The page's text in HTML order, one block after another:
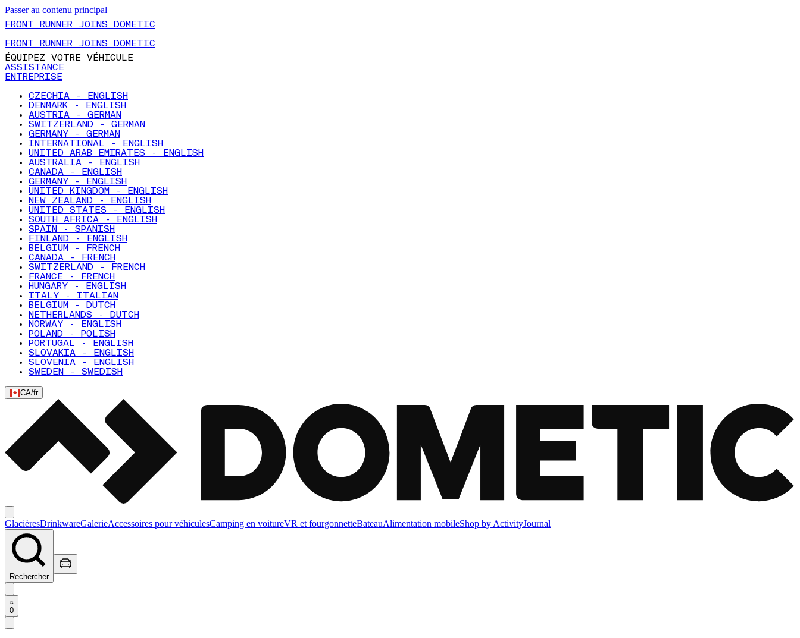
Passer au contenu principal
FRONT RUNNER JOINS DOMETIC
FRONT RUNNER JOINS DOMETIC
ÉQUIPEZ VOTRE VÉHICULE
ASSISTANCE
ENTREPRISE
CZECHIA - ENGLISH
DENMARK - ENGLISH
AUSTRIA - GERMAN
SWITZERLAND - GERMAN
GERMANY - GERMAN
INTERNATIONAL - ENGLISH
UNITED ARAB EMIRATES - ENGLISH
AUSTRALIA - ENGLISH
CANADA - ENGLISH
GERMANY - ENGLISH
UNITED KINGDOM - ENGLISH
NEW ZEALAND - ENGLISH
UNITED STATES - ENGLISH
SOUTH AFRICA - ENGLISH
SPAIN - SPANISH
FINLAND - ENGLISH
BELGIUM - FRENCH
CANADA - FRENCH
SWITZERLAND - FRENCH
FRANCE - FRENCH
HUNGARY - ENGLISH
ITALY - ITALIAN
BELGIUM - DUTCH
NETHERLANDS - DUTCH
NORWAY - ENGLISH
POLAND - POLISH
PORTUGAL - ENGLISH
SLOVAKIA - ENGLISH
SLOVENIA - ENGLISH
SWEDEN - SWEDISH
CA/fr
GlacièresDrinkwareGalerieAccessoires pour véhiculesCamping en voitureVR et fourgonnetteBateauAlimentation mobileShop by ActivityJournal
Rechercher
0